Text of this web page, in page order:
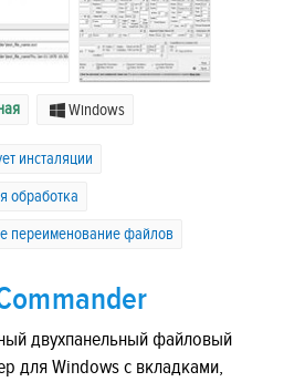
Windows
инсталяции
обработка
переименование файлов
двухпанельный файловый
для Windows с вкладками,